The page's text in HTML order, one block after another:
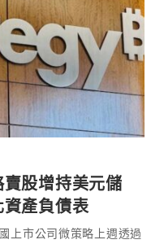
股增持美元儲
產負債表
上市公司微策略上週透過